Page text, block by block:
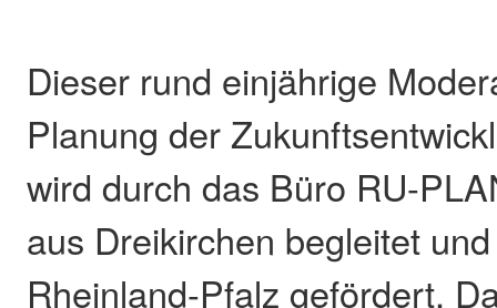
Dieser rund einjährige
Planung der
wird durch das Büro RU-
aus Dreikirchen begleitet
Rheinland-Pfalz gefördert.